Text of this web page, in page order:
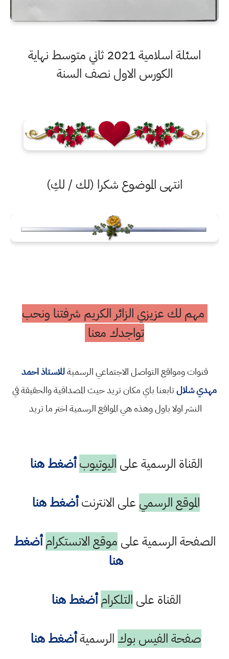
اسئلة اسلامية 2021 ثاني متوسط نهاية
الكورس الاول نصف السنة
انتهى الموضوع شكرا (لك / لكِ)
مهم لك عزيزي الزائر الكريم شرفتنا ونحب
تواجدك معنا
قنوات ومواقع التواصل الاجتماعي الرسميةللاستاذ احمد
مهدي شلالتابعنا باي مكان تريد حيث المصداقية والحقيقة في
النشر اولا باول وهذه هي المواقع الرسمية اختر ما تريد
القناة الرسمية على اليوتيوب أضغط هنا
الموقع الرسمي على الانترنتأضغط هنا
الصفحة الرسمية على موقع الانستكرام أضغط
هنا
القناة على التلكرام أضغط هنا
صفحة الفيس بوك الرسميةأضغط هنا